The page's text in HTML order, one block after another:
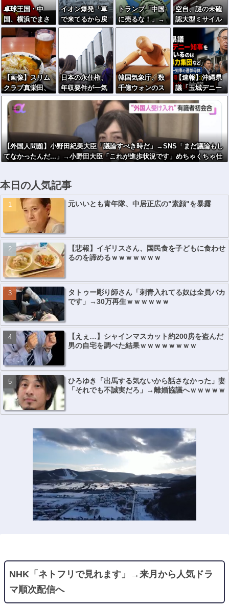
卓球王国・中
国、横浜でまさ
かの全滅ｗｗｗ
日本勢3人がベス
ト4入り
イオン爆発「車
で来てるから戻
るしかない」避
難後に館内へ…
現場の実態が判
明
トランプ「中国
に売るな！」→
中国、世界最高
峰の技術を自力
開発へ
空自、謎の未確
認大型ミサイル
を搭載しテスト
飛行…「25式地
対艦誘導弾」空
中発射型が初め
て姿を見せた！
【画像】スリム
クラブ真栄田、
日高屋で『限界
突破のドカ食
い』を披露する
日本の永住権、
年収要件が一気
に厳格化→外国
人・市民ら「差
別だ！」と抗議
韓国気象庁、数
千億ウォンのス
パコン＋AI導入
→天気予報が外
れまくるｗｗｗ
【速報】沖縄県
議「玉城デニー
知事を支えてい
るのは極左暴力
挙母体、県議選
挙母体の事務所
に訪れ「撤回求
【外国人問題】小野田紀美大臣「議論すべき時だ」→SNS「まだ議論もし
てなかったんだ...」→小野田大臣「これが進歩状況です」めちゃくちゃ仕
本日の人気記事
元いいとも青年隊、中居正広の"素顔"を暴露
【悲報】イギリスさん、国民食を子どもに食わせ
るのを諦めるｗｗｗｗｗｗｗ
タトゥー彫り師さん「刺青入れてる奴は全員バカ
です」→30万再生ｗｗｗｗｗｗ
【えぇ…】シャインマスカット約200房を盗んだ
男の自宅を調べた結果ｗｗｗｗｗｗｗｗ
ひろゆき「出馬する気ないから話さなかった」妻
「それでも不誠実だろ」→離婚協議へｗｗｗｗｗ
NHK「ネトフリで見れます」→来月から人気ドラ
マ順次配信へ